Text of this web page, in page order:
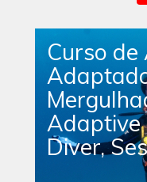
Curso de
Diver,